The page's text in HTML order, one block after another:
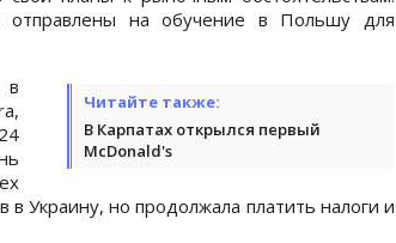
отправлены на обучение в Польшу для
Читайте также:
В Карпатах открылся первый
McDonald's
в
в Украину, но продолжала платить налоги и